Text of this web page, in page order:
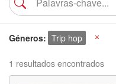
Géneros Trip hop
1 resultados encontrados